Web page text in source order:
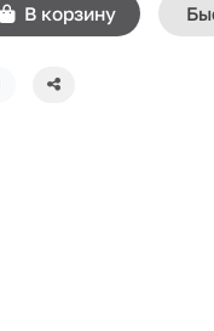
В корзину